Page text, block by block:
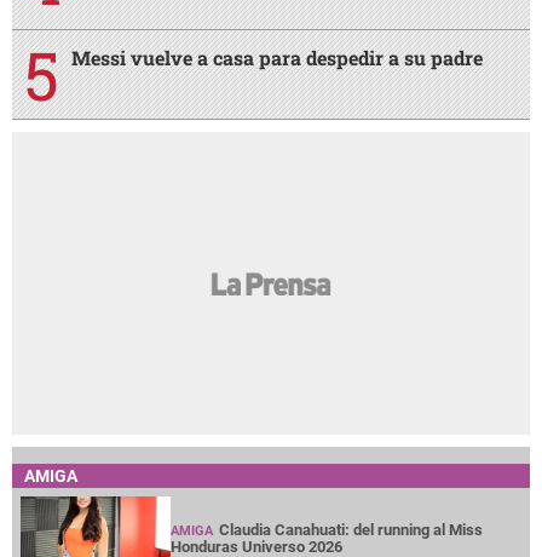
Messi vuelve a casa para despedir a su padre
AMIGA
AMIGA Claudia Canahuati: del running al Miss
Honduras Universo 2026